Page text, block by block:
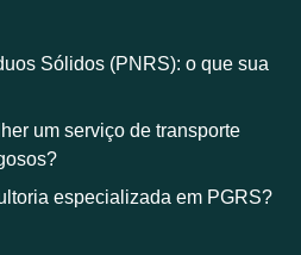
Sólidos (PNRS): o que sua
um serviço de transporte
especializada em PGRS?